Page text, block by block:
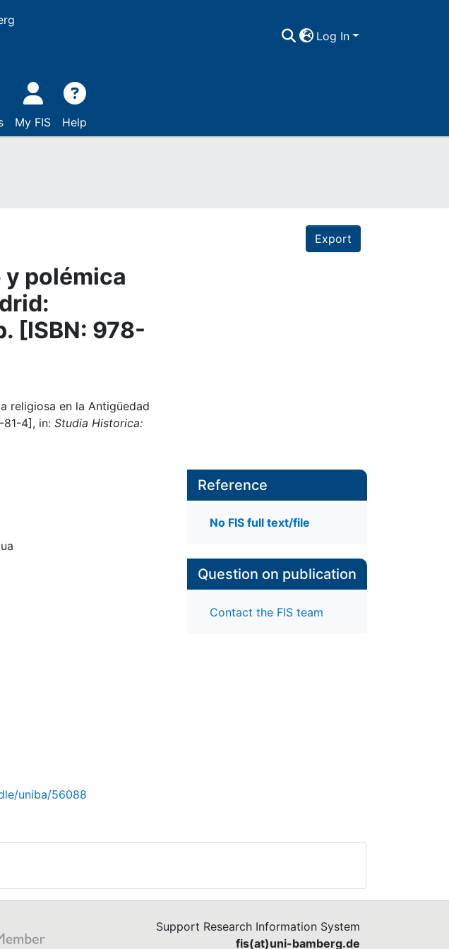
Log In
My FIS Help
Export
polémica
[ISBN: 978-
religiosa en la Antigüedad
81-4], in: Studia Historica:
uniba/56088
Reference
No FIS full text/file
Question on publication
Contact the FIS team
Support Research Information System
fis(at)uni-bamberg.de